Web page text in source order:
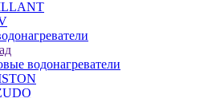
водонагреватели